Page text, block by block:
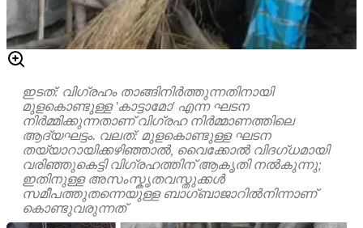
ഇടത്: വിഗ്രഹം താങ്ങിനിർത്തുന്നതിനായി
മുളകൊണ്ടുള്ള 'കാട്ടാമോ' എന്ന ഘടന
നിർമ്മിക്കുന്നതാണ് വിഗ്രഹ നിർമ്മാണത്തിലെ
ആദ്യഘട്ടം. വലത്: മുളകൊണ്ടുള്ള ഘടന
തയ്യാറായിക്കഴിഞ്ഞാൽ, വൈക്കോൽ വിദഗ്ധമായി
വരിഞ്ഞുകെട്ടി വിഗ്രഹത്തിന് ആകൃതി നൽകുന്നു;
ഇതിനുള്ള അസംസ്കൃതവസ്തുക്കൾ
സമീപത്തുതന്നെയുള്ള ബാഗ്ബാജാറിൽനിന്നാണ്
കൊണ്ടുവരുന്നത്